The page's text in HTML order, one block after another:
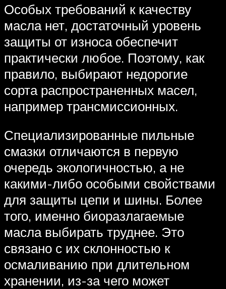
Особых требований к качеству
масла нет, достаточный уровень
защиты от износа обеспечит
практически любое. Поэтому, как
правило, выбирают недорогие
сорта распространенных масел,
например трансмиссионных.
Специализированные пильные
смазки отличаются в первую
очередь экологичностью, а не
какими-либо особыми свойствами
для защиты цепи и шины. Более
того, именно биоразлагаемые
масла выбирать труднее. Это
связано с их склонностью к
осмаливанию при длительном
хранении, из-за чего может